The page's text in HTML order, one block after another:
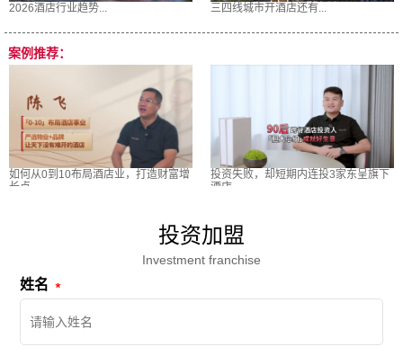
2026酒店行业趋势... 三四线城市开酒店还有...
案例推荐：
如何从0到10布局酒店业，打造财富增
长点
投资失败，却短期内连投3家东呈旗下
酒店
投资加盟
Investment franchise
姓名